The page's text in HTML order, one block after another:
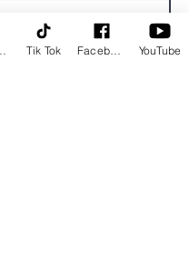
Tik Tok YouTube